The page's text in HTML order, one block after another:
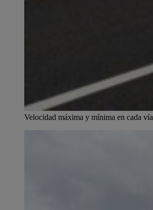
Velocidad máxima y mínima en cada vía